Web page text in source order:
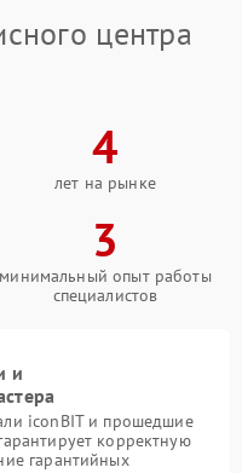
центра
4
лет на рынке
3
минимальный опыт работы
специалистов
и
iconBIT и прошедшие
корректную
гарантийных